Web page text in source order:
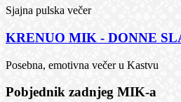
Sjajna pulska večer
KRENUO MIK - DONNE
Posebna, emotivna večer u Kastvu
Pobjednik zadnjeg MIK-a